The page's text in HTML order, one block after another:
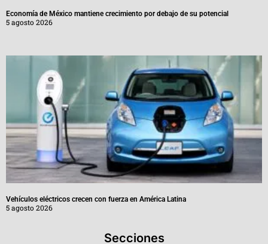
Economía de México mantiene crecimiento por debajo de su potencial
5 agosto 2026
Vehículos eléctricos crecen con fuerza en América Latina
5 agosto 2026
Secciones